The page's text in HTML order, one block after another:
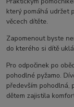
dětské osušky s kapucí
který pomáhá udržet
věcech dítěte.
Zapomenout byste
do kterého si dítě
Pro odpočinek po
pohodlné pyžamo.
především pohodlná,
dětem zajistila